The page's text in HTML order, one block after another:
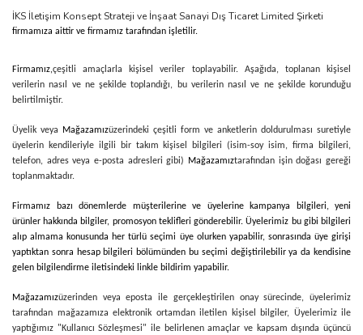
İKS İletişim Konsept Strateji ve İnşaat Sanayi Dış Ticaret Limited Şirketi
firmamıza aittir ve firmamız tarafından işletilir.
Firmamız,çeşitli amaçlarla kişisel veriler toplayabilir. Aşağıda, toplanan kişisel
verilerin nasıl ve ne şekilde toplandığı, bu verilerin nasıl ve ne şekilde korunduğu
belirtilmiştir.
Üyelik veya Mağazamızüzerindeki çeşitli form ve anketlerin doldurulması suretiyle
üyelerin kendileriyle ilgili bir takım kişisel bilgileri (isim-soy isim, firma bilgileri,
telefon, adres veya e-posta adresleri gibi)
Mağazamıztarafından işin doğası gereği
toplanmaktadır.
Firmamız bazı dönemlerde müşterilerine ve üyelerine kampanya bilgileri, yeni
ürünler hakkında bilgiler, promosyon teklifleri gönderebilir. Üyelerimiz bu gibi bilgileri
alıp almama konusunda her türlü seçimi üye olurken yapabilir, sonrasında üye girişi
yaptıktan sonra hesap bilgileri bölümünden bu seçimi değiştirilebilir ya da kendisine
gelen bilgilendirme iletisindeki linkle bildirim yapabilir.
Mağazamızüzerinden veya eposta ile gerçekleştirilen onay sürecinde, üyelerimiz
tarafından mağazamıza elektronik ortamdan iletilen kişisel bilgiler, Üyelerimiz ile
yaptığımız "Kullanıcı Sözleşmesi" ile belirlenen amaçlar ve kapsam dışında üçüncü